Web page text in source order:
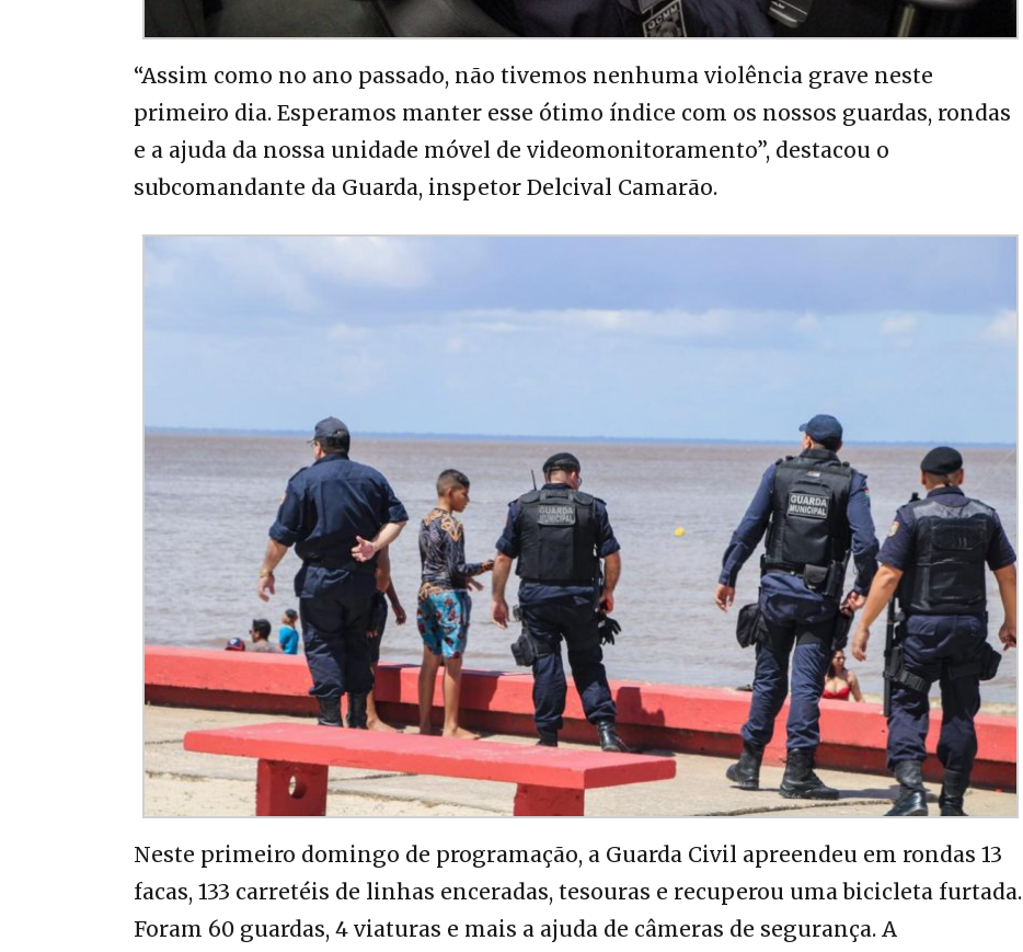
“Assim como no ano passado, não tivemos nenhuma violência grave neste
primeiro dia. Esperamos manter esse ótimo índice com os nossos guardas, rondas
e a ajuda da nossa unidade móvel de videomonitoramento”, destacou o
subcomandante da Guarda, inspetor Delcival Camarão.
Neste primeiro domingo de programação, a Guarda Civil apreendeu em rondas 13
facas, 133 carretéis de linhas enceradas, tesouras e recuperou uma bicicleta furtada.
Foram 60 guardas, 4 viaturas e mais a ajuda de câmeras de segurança. A